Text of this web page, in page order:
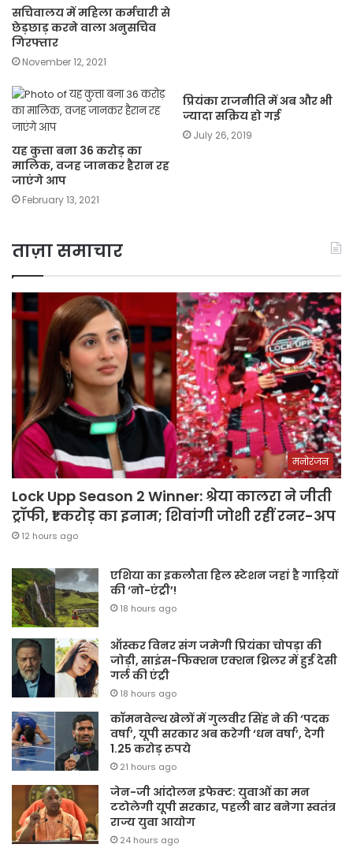
सचिवालय में महिला कर्मचारी से
छेड़छाड़ करने वाला अनुसचिव
गिरफ्तार
November 12, 2021
यह कुत्ता बना 36 करोड़ का
मालिक, वजह जानकर हैरान रह
जाएंगे आप
February 13, 2021
प्रियंका राजनीति में अब और भी
ज्यादा सक्रिय हो गई
July 26, 2019
ताज़ा समाचार
मनोरंजन
Lock Upp Season 2 Winner: श्रेया कालरा ने जीती
ट्रॉफी, ₹1 करोड़ का इनाम; शिवांगी जोशी रहीं रनर-अप
12 hours ago
एशिया का इकलौता हिल स्टेशन जहां है गाड़ियों
की ‘नो-एंट्री’!
18 hours ago
ऑस्कर विनर संग जमेगी प्रियंका चोपड़ा की
जोड़ी, साइंस-फिक्शन एक्शन थ्रिलर में हुई देसी
गर्ल की एंट्री
18 hours ago
कॉमनवेल्थ खेलों में गुलवीर सिंह ने की ‘पदक
वर्षा’, यूपी सरकार अब करेगी ‘धन वर्षा’, देगी
1.25 करोड़ रुपये
21 hours ago
जेन-जी आंदोलन इफेक्ट: युवाओं का मन
टटोलेगी यूपी सरकार, पहली बार बनेगा स्वतंत्र
राज्य युवा आयोग
24 hours ago